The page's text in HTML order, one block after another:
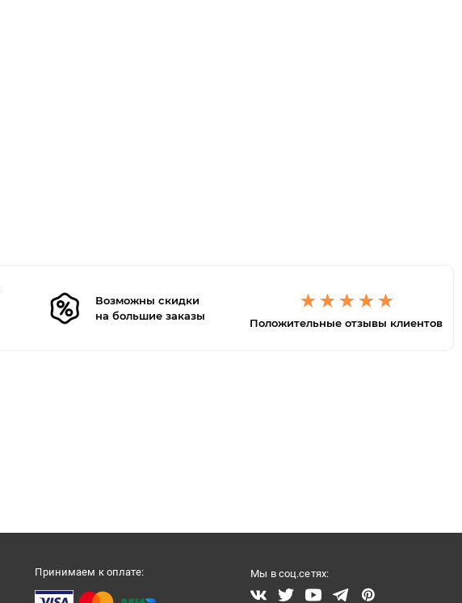
Возможны скидки
на большие заказы
Положительные отзывы клиентов
Принимаем к оплате: Мы в соц.сетях: